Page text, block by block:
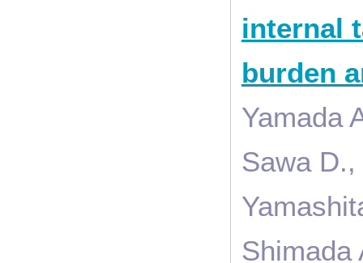
internal
burden
Yamada
Sawa
Shimada